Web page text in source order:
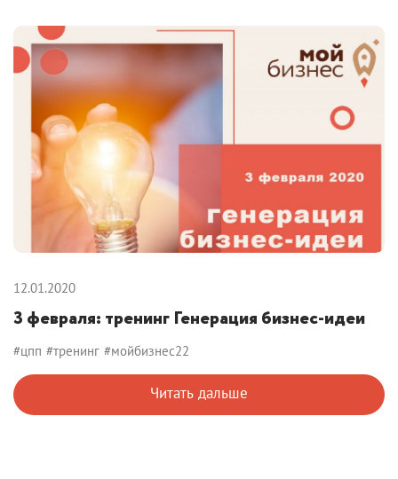
12.01.2020
3 февраля: тренинг Генерация бизнес-идеи
#цпп #тренинг #мойбизнес22
Читать дальше